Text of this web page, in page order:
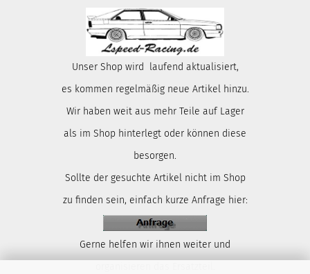
Unser Shop wird laufend aktualisiert,
es kommen regelmäßig neue Artikel hinzu.
Wir haben weit aus mehr Teile auf Lager
als im Shop hinterlegt oder können diese
besorgen.
Sollte der gesuchte Artikel nicht im Shop
zu finden sein, einfach kurze Anfrage hier:
Gerne helfen wir ihnen weiter und